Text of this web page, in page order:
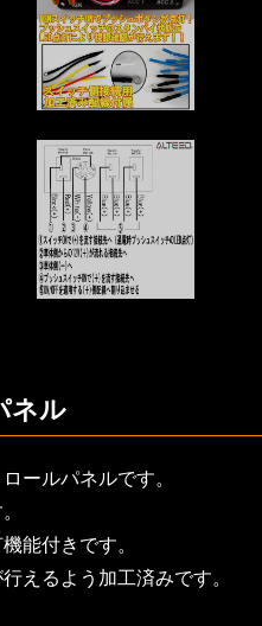
ネル
ールパネルです。
能付きです。
えるよう加工済みです。